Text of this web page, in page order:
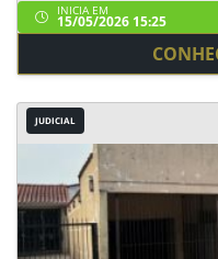
INICIA EM
15/05/2026 15:25
JUDICIAL